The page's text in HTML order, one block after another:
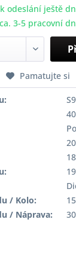
odeslání ještě
3-5 pracovní
Pamatujte si
/ Kolo:
/ Náprava: